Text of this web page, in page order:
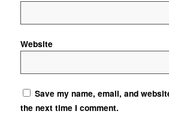
Website
Save my name, email, and
the next time I comment.